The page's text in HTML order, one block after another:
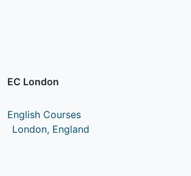
EC London
English Courses
London, England